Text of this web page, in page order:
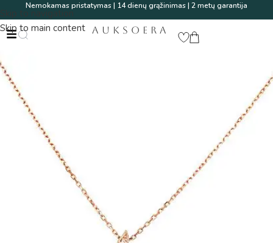
Skip to navigation
Skip to main content
Nemokamas pristatymas | 14 dienų grąžinimas | 2 metų garantija
AUKSOERA